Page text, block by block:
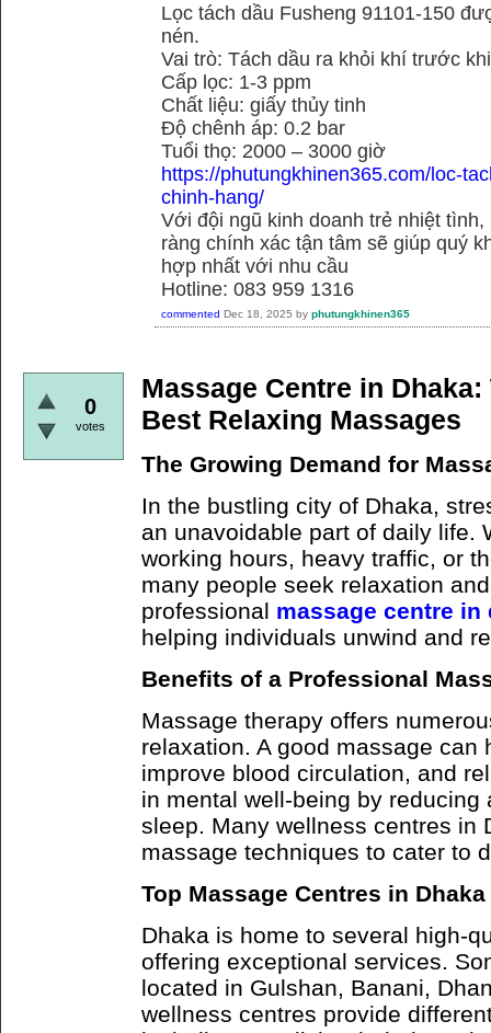
Lọc tách dầu Fusheng 91101-150
nén.
Vai trò: Tách dầu ra khỏi khí trước
Cấp lọc: 1-3 ppm
Chất liệu: giấy thủy tinh
Độ chênh áp: 0.2 bar
Tuổi thọ: 2000 – 3000 giờ
https://phutungkhinen365.com/loc-
chinh-hang/
Với đội ngũ kinh doanh trẻ nhiệt
ràng chính xác tận tâm sẽ giúp quý
hợp nhất với nhu cầu
Hotline: 083 959 1316
commented Dec 18, 2025 by phutungkhinen365
0
votes
Massage Centre in
Best Relaxing Massages
The Growing Demand for
In the bustling city of Dhaka,
an unavoidable part of daily life.
working hours, heavy traffic, or
many people seek relaxation
professional massage centre in
helping individuals unwind and
Benefits of a Professional
Massage therapy offers
relaxation. A good massage
improve blood circulation, and
in mental well-being by
sleep. Many wellness centres in
massage techniques to cater to
Top Massage Centres in Dhaka
Dhaka is home to several high-
offering exceptional services.
located in Gulshan, Banani,
wellness centres provide